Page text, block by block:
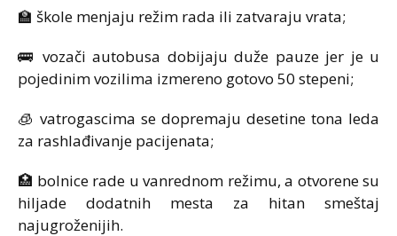
🏫 škole menjaju režim rada ili zatvaraju vrata;
🚌 vozači autobusa dobijaju duže pauze jer je u
pojedinim vozilima izmereno gotovo 50 stepeni;
🧊 vatrogascima se dopremaju desetine tona leda
za rashlađivanje pacijenata;
🏥 bolnice rade u vanrednom režimu, a otvorene su
hiljade dodatnih mesta za hitan smeštaj
najugroženijih.